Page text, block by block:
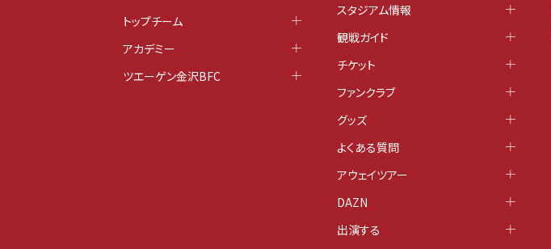
トップチーム
アカデミー
ツエーゲン金沢BFC
スタジアム情報
観戦ガイド
チケット
ファンクラブ
グッズ
よくある質問
アウェイツアー
DAZN
出演する